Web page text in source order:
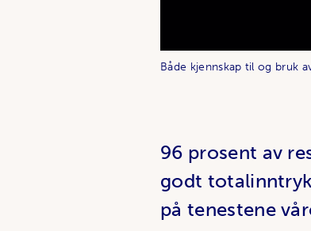
Både kjennskap til og bruk
96 prosent av
godt
på tenestene